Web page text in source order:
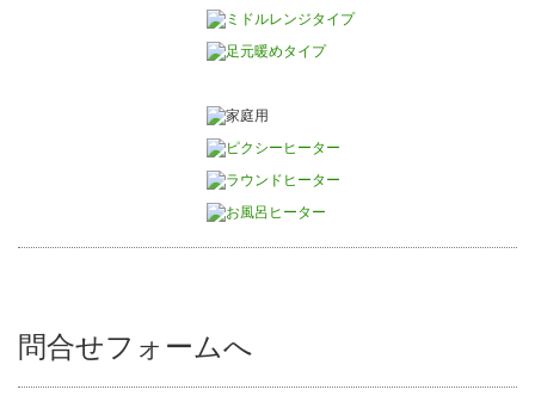
問合せフォームへ